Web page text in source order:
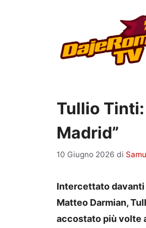
Tullio Tinti:
Madrid”
10 Giugno 2026 di
Intercettato davanti
Matteo Darmian,
accostato più volte